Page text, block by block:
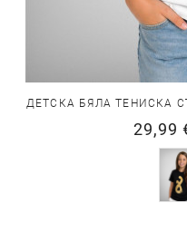
ДЕТСКА БЯЛА ТЕНИСКА
29,99